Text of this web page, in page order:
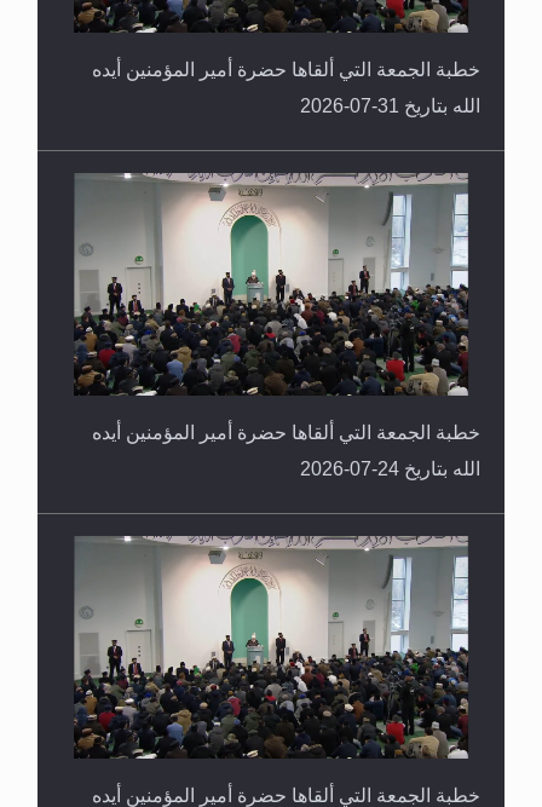
خطبة الجمعة التي ألقاها حضرة أمير المؤمنين أيده
الله بتاريخ 31-07-2026
خطبة الجمعة التي ألقاها حضرة أمير المؤمنين أيده
الله بتاريخ 24-07-2026
خطبة الجمعة التي ألقاها حضرة أمير المؤمنين أيده